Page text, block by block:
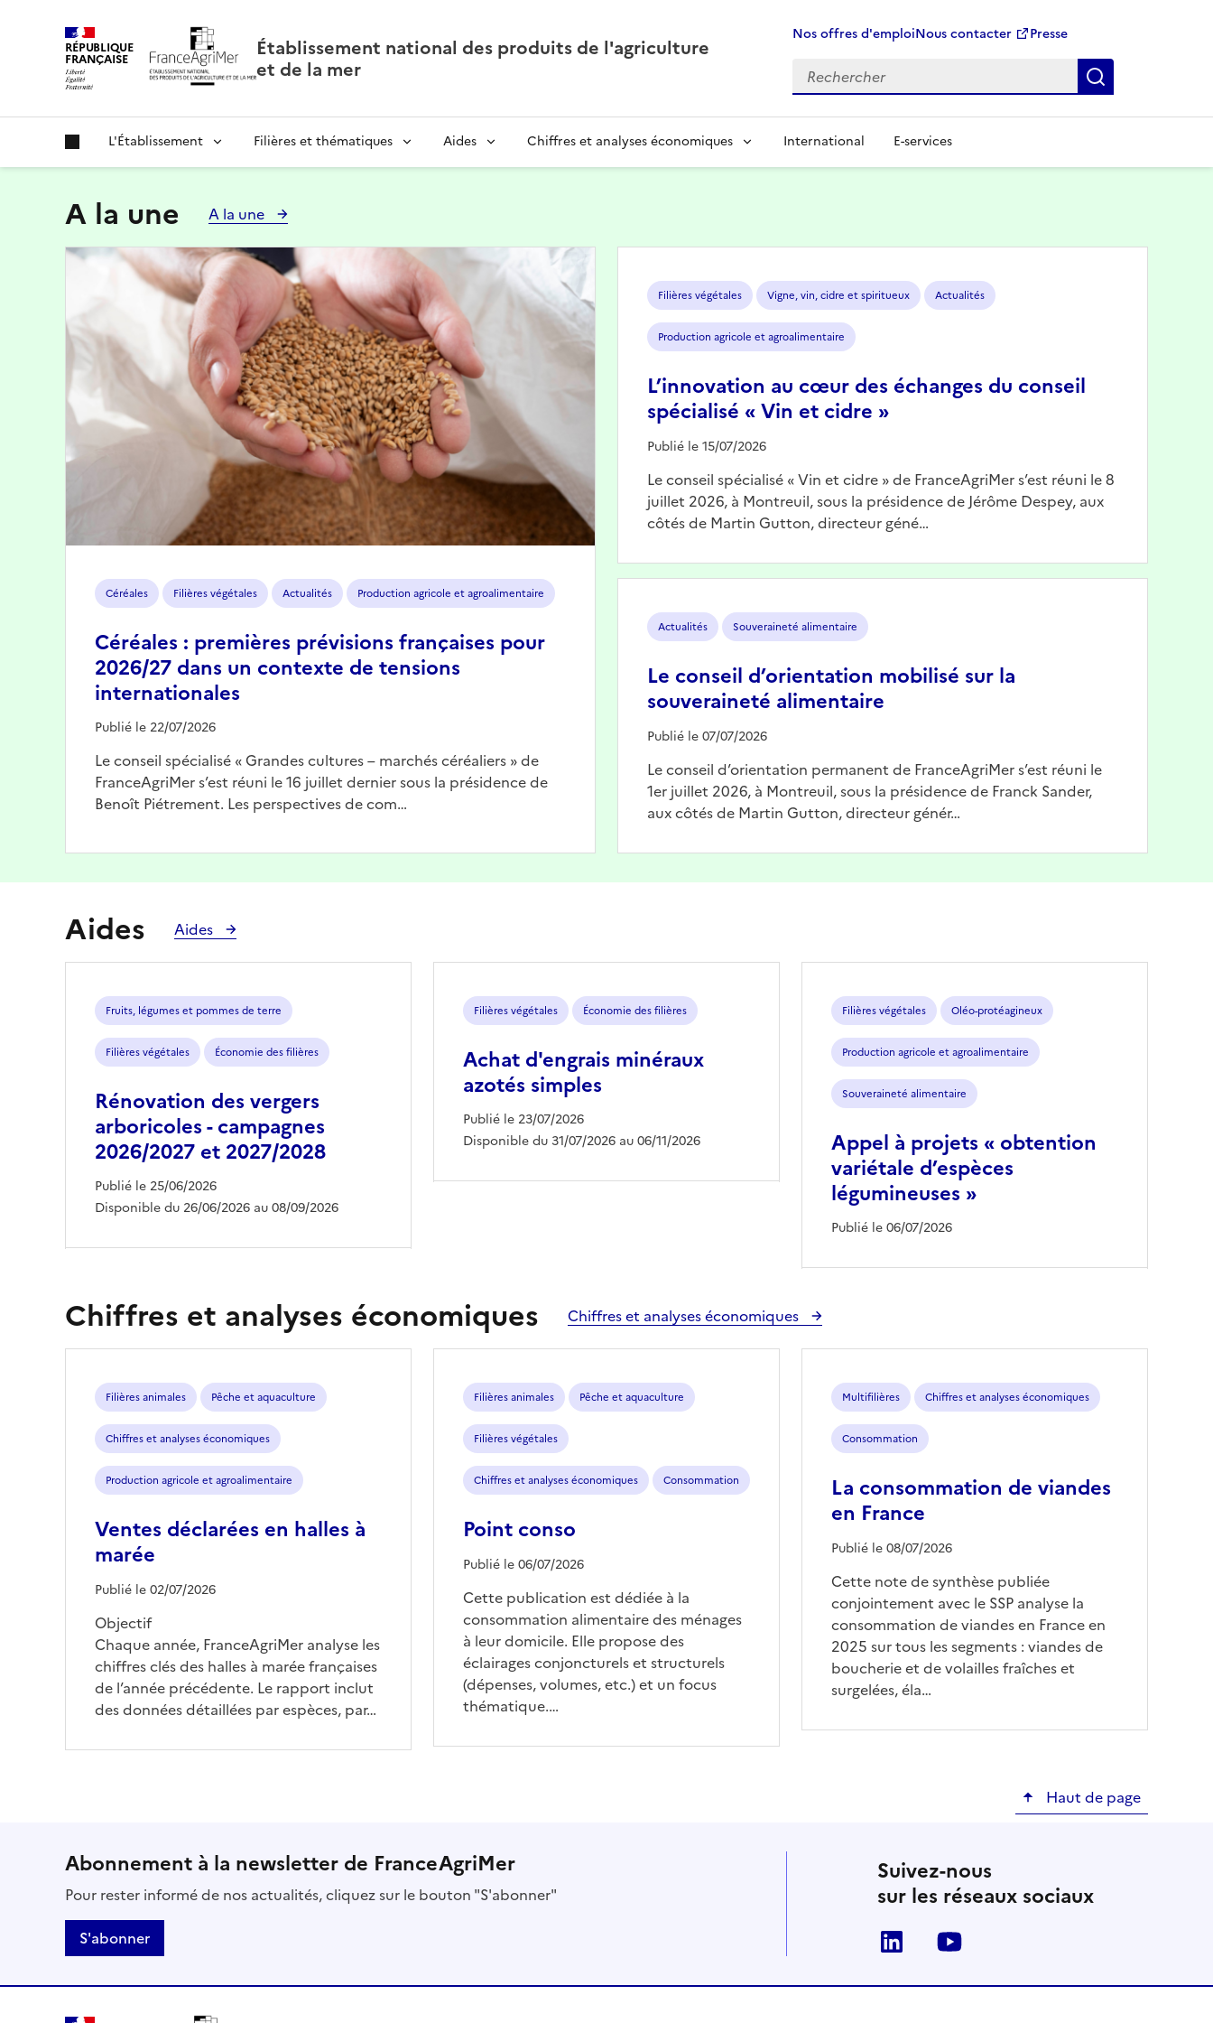
RÉPUBLIQUE
FRANÇAISE
Établissement national des produits de l'agriculture
et de la mer
Nos offres d'emploiNous contacter Presse
L'Établissement Filières et thématiques Aides Chiffres et analyses économiques International E-services
A la une A la une
Céréales Filières végétales Actualités Production agricole et agroalimentaire
Céréales : premières prévisions françaises pour
2026/27 dans un contexte de tensions
internationales
Publié le 22/07/2026
Le conseil spécialisé « Grandes cultures – marchés céréaliers » de
FranceAgriMer s’est réuni le 16 juillet dernier sous la présidence de
Benoît Piétrement. Les perspectives de com…
Image
Filières végétales Vigne, vin, cidre et spiritueux Actualités
Production agricole et agroalimentaire
L’innovation au cœur des échanges du conseil
spécialisé « Vin et cidre »
Publié le 15/07/2026
Le conseil spécialisé « Vin et cidre » de FranceAgriMer s’est réuni le 8
juillet 2026, à Montreuil, sous la présidence de Jérôme Despey, aux
côtés de Martin Gutton, directeur géné…
Actualités Souveraineté alimentaire
Le conseil d’orientation mobilisé sur la
souveraineté alimentaire
Publié le 07/07/2026
Le conseil d’orientation permanent de FranceAgriMer s’est réuni le
1er juillet 2026, à Montreuil, sous la présidence de Franck Sander,
aux côtés de Martin Gutton, directeur génér…
Aides Aides
Fruits, légumes et pommes de terre
Filières végétales Économie des filières
Rénovation des vergers
arboricoles - campagnes
2026/2027 et 2027/2028
Publié le 25/06/2026
Disponible du 26/06/2026 au 08/09/2026
Filières végétales Économie des filières
Achat d'engrais minéraux
azotés simples
Publié le 23/07/2026
Disponible du 31/07/2026 au 06/11/2026
Filières végétales Oléo-protéagineux
Production agricole et agroalimentaire
Souveraineté alimentaire
Appel à projets « obtention
variétale d’espèces
légumineuses »
Publié le 06/07/2026
Chiffres et analyses économiques Chiffres et analyses économiques
Filières animales Pêche et aquaculture
Chiffres et analyses économiques
Production agricole et agroalimentaire
Ventes déclarées en halles à
marée
Publié le 02/07/2026
Objectif
Chaque année, FranceAgriMer analyse les
chiffres clés des halles à marée françaises
de l’année précédente. Le rapport inclut
des données détaillées par espèces, par…
Filières animales Pêche et aquaculture
Filières végétales
Chiffres et analyses économiques Consommation
Point conso
Publié le 06/07/2026
Cette publication est dédiée à la
consommation alimentaire des ménages
à leur domicile. Elle propose des
éclairages conjoncturels et structurels
(dépenses, volumes, etc.) et un focus
thématique.…
Multifilières Chiffres et analyses économiques
Consommation
La consommation de viandes
en France
Publié le 08/07/2026
Cette note de synthèse publiée
conjointement avec le SSP analyse la
consommation de viandes en France en
2025 sur tous les segments : viandes de
boucherie et de volailles fraîches et
surgelées, éla…
Haut de page
Abonnement à la newsletter de FranceAgriMer
Pour rester informé de nos actualités, cliquez sur le bouton "S'abonner"
S'abonner
Suivez-nous
sur les réseaux sociaux
Linkedin